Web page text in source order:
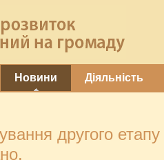
Новини Діяльність
другого